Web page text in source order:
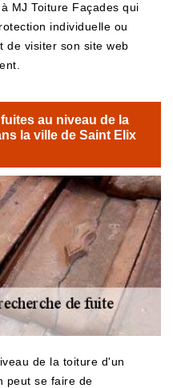
MJ Toiture Façades qui
individuelle ou
de visiter son site web
au niveau de la
la ville de Saint Elix
de la toiture d'un
peut se faire de